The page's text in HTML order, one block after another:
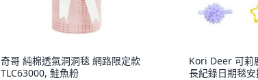
奇哥 純棉透氣洞洞毯 網路限定款
TLC63000, 鮭魚粉
Kori Deer 可莉
長紀錄日期毯